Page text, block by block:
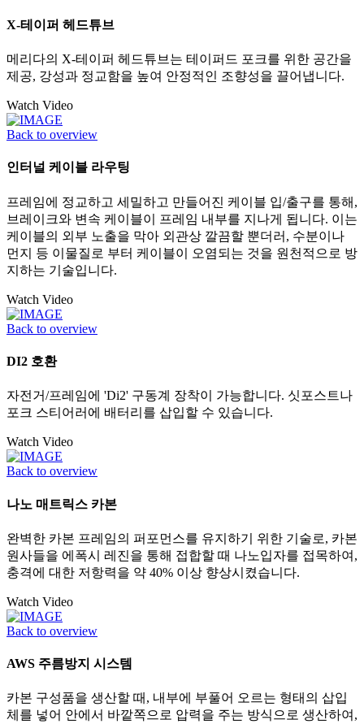
X-테이퍼 헤드튜브
메리다의 X-테이퍼 헤드튜브는 테이퍼드 포크를 위한 공간을
제공, 강성과 정교함을 높여 안정적인 조향성을 끌어냅니다.
Watch Video
Back to overview
인터널 케이블 라우팅
프레임에 정교하고 세밀하고 만들어진 케이블 입/출구를 통해,
브레이크와 변속 케이블이 프레임 내부를 지나게 됩니다. 이는
케이블의 외부 노출을 막아 외관상 깔끔할 뿐더러, 수분이나
먼지 등 이물질로 부터 케이블이 오염되는 것을 원천적으로 방
지하는 기술입니다.
Watch Video
Back to overview
DI2 호환
자전거/프레임에 'Di2' 구동계 장착이 가능합니다. 싯포스트나
포크 스티어러에 배터리를 삽입할 수 있습니다.
Watch Video
Back to overview
나노 매트릭스 카본
완벽한 카본 프레임의 퍼포먼스를 유지하기 위한 기술로, 카본
원사들을 에폭시 레진을 통해 접합할 때 나노입자를 접목하여,
충격에 대한 저항력을 약 40% 이상 향상시켰습니다.
Watch Video
Back to overview
AWS 주름방지 시스템
카본 구성품을 생산할 때, 내부에 부풀어 오르는 형태의 삽입
체를 넣어 안에서 바깥쪽으로 압력을 주는 방식으로 생산하여,